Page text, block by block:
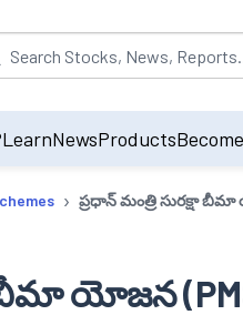
will be populated by
LearnNewsProducts
› ప్రధాన్ మంత్రి సురక్షా
బీమా యోజన